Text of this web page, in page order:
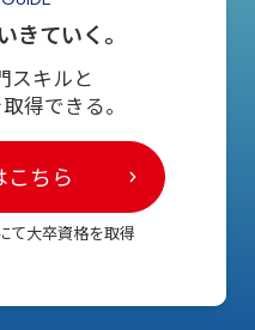
きていく。
スキルと
得できる。
こちら
て大卒資格を取得